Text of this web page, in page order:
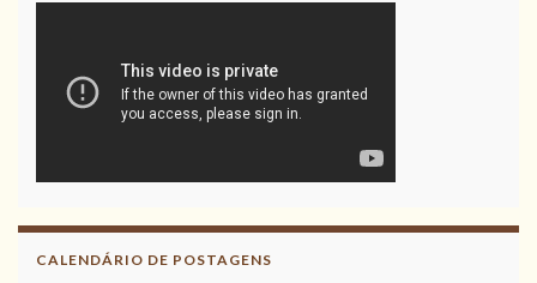
CALENDÁRIO DE POSTAGENS